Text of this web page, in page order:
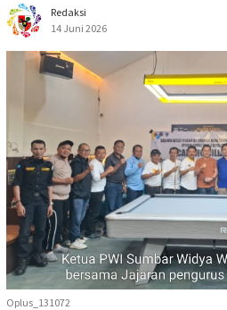
Redaksi
14 Juni 2026
Oplus_131072